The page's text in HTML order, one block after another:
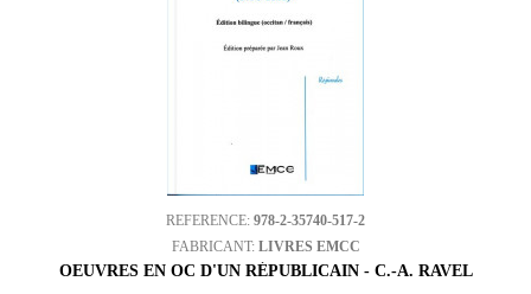
REFERENCE: 978-2-35740-517-2
FABRICANT: LIVRES EMCC
OEUVRES EN OC D'UN RÉPUBLICAIN - C.-A. RAVEL